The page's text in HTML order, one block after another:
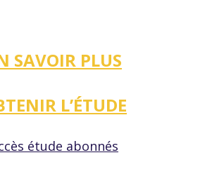
SAVOIR PLUS
L’ÉTUDE
étude abonnés